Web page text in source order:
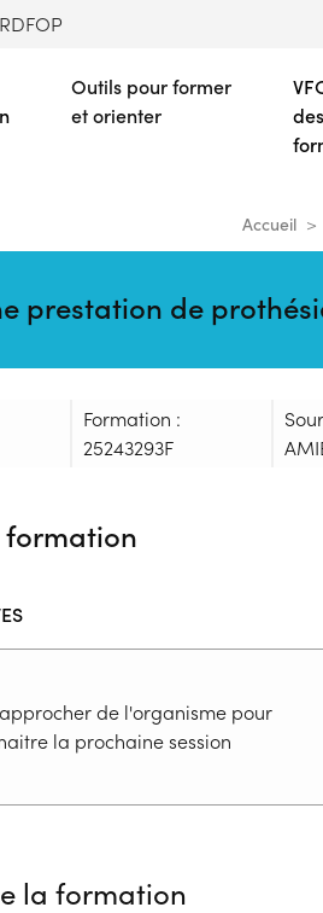
Outils pour former
et orienter
Accueil
prestation de
Formation :
25243293F
formation
de l'organisme pour
la prochaine session
70hla formation